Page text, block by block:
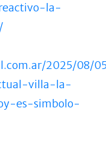
la-
2025/08/
villa-la-
es-simbolo-